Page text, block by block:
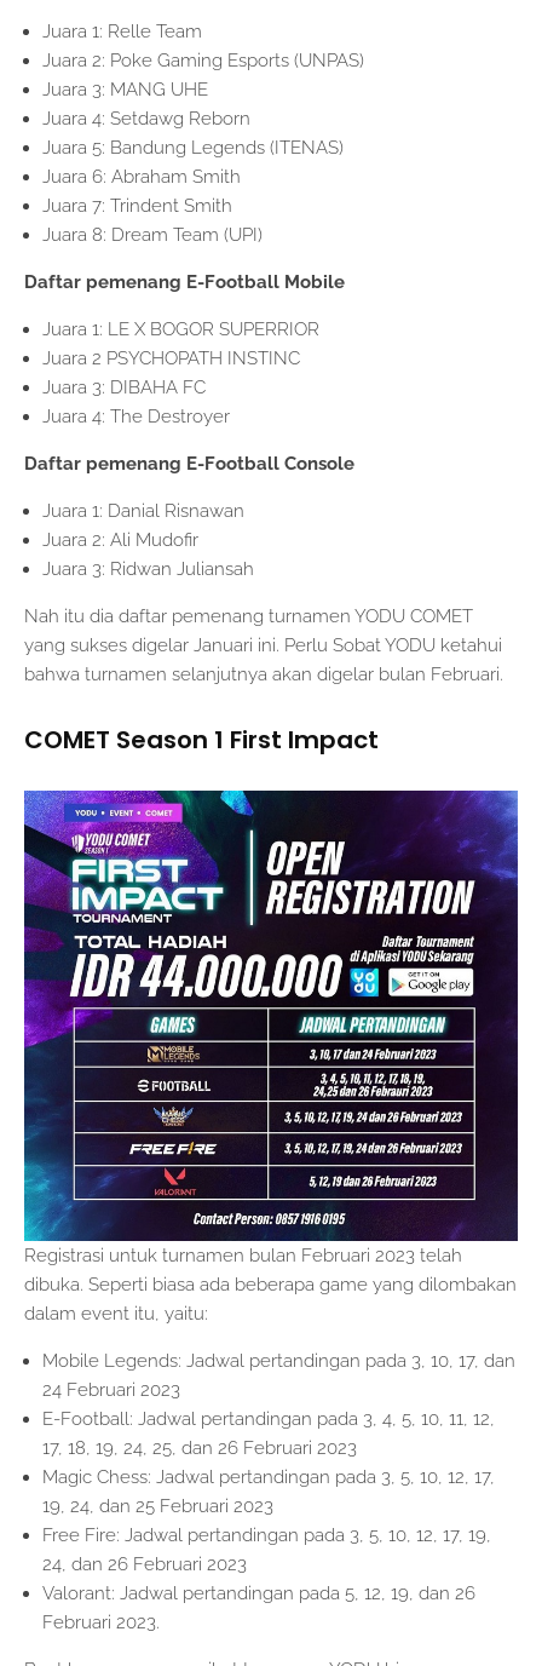
Juara 1: Relle Team
Juara 2: Poke Gaming Esports (UNPAS)
Juara 3: MANG UHE
Juara 4: Setdawg Reborn
Juara 5: Bandung Legends (ITENAS)
Juara 6: Abraham Smith
Juara 7: Trindent Smith
Juara 8: Dream Team (UPI)
Daftar pemenang E-Football Mobile
Juara 1: LE X BOGOR SUPERRIOR
Juara 2 PSYCHOPATH INSTINC
Juara 3: DIBAHA FC
Juara 4: The Destroyer
Daftar pemenang E-Football Console
Juara 1: Danial Risnawan
Juara 2: Ali Mudofir
Juara 3: Ridwan Juliansah
Nah itu dia daftar pemenang turnamen YODU COMET
yang sukses digelar Januari ini. Perlu Sobat YODU ketahui
bahwa turnamen selanjutnya akan digelar bulan Februari.
COMET Season 1 First Impact
Registrasi untuk turnamen bulan Februari 2023 telah
dibuka. Seperti biasa ada beberapa game yang dilombakan
dalam event itu, yaitu:
Mobile Legends: Jadwal pertandingan pada 3, 10, 17, dan
24 Februari 2023
E-Football: Jadwal pertandingan pada 3, 4, 5, 10, 11, 12,
17, 18, 19, 24, 25, dan 26 Februari 2023
Magic Chess: Jadwal pertandingan pada 3, 5, 10, 12, 17,
19, 24, dan 25 Februari 2023
Free Fire: Jadwal pertandingan pada 3, 5, 10, 12, 17, 19,
24, dan 26 Februari 2023
Valorant: Jadwal pertandingan pada 5, 12, 19, dan 26
Februari 2023.